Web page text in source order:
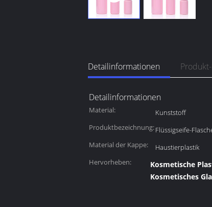
Detailinformationen
Detailinformationen
Material: Kunststoff
Produktbezeichnung:Flüssigseife-
Material der Kappe:
Haustierplastik
Hervorheben:
Kosmetische
Kosmetisches